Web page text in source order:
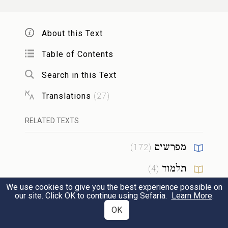
וַיְמָרְר֨וּ אֶת־חַיֵּיהֶ֜ם בַּעֲבֹדָ֣ה קָשָׁ֗ה בְּחֹ֙מֶר֙
וּבִלְבֵנִ֔ים וּבְכׇל־עֲבֹדָ֖ה בַּשָּׂדֶ֑ה אֵ֚ת
כׇּל־עֲבֹ֣דָתָ֔ם אֲשֶׁר־עָבְד֥וּ בָהֶ֖ם בְּפָֽרֶךְ׃
וַיֹּ֙אמֶר֙ מֶ֣לֶךְ מִצְרַ֔יִם לַֽמְיַלְּדֹ֖ת הָֽעִבְרִיֹּ֑ת
אֲשֶׁ֨ר שֵׁ֤ם הָֽאַחַת֙ שִׁפְרָ֔ה וְשֵׁ֥ם הַשֵּׁנִ֖ית
פּוּעָֽה׃
טז וַיֹּ֗אמֶר בְּיַלֶּדְכֶן֙ אֶת־הָֽעִבְרִיּ֔וֹת וּרְאִיתֶ֖ן
עַל־הָאׇבְנָ֑יִם אִם־בֵּ֥ן הוּא֙ וַהֲמִתֶּ֣ן אֹת֔וֹ
וְאִם־בַּ֥ת הִ֖וא וָחָֽיָה׃
About this Text
Table of Contents
Search in this Text
Translations (27)
RELATED TEXTS
מפרשים (
172
)
תלמוד (
4
)
מדרש(
36
)
We use cookies to give you the best experience possible on
our site. Click OK to continue using Sefaria. Learn More.
OK